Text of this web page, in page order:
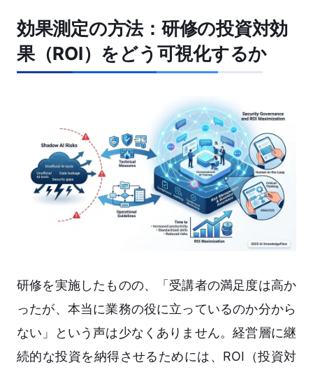
効果測定の方法：研修の投資対効
果（ROI）をどう可視化するか
研修を実施したものの、「受講者の満足度は高か
ったが、本当に業務の役に立っているのか分から
ない」という声は少なくありません。経営層に継
続的な投資を納得させるためには、ROI（投資対